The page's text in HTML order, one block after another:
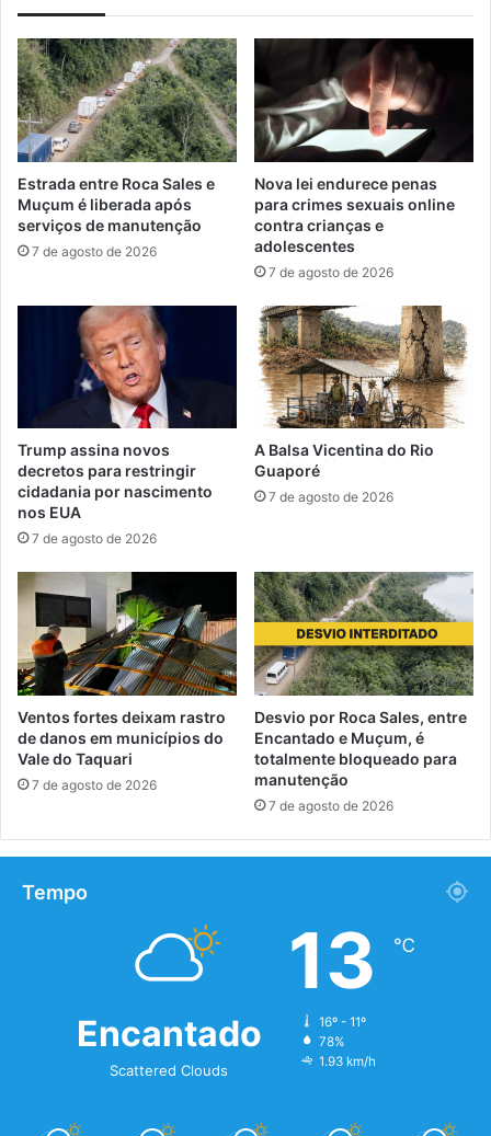
Estrada entre Roca Sales e
Muçum é liberada após
serviços de manutenção
7 de agosto de 2026
Nova lei endurece penas
para crimes sexuais online
contra crianças e
adolescentes
7 de agosto de 2026
Trump assina novos
decretos para restringir
cidadania por nascimento
nos EUA
7 de agosto de 2026
A Balsa Vicentina do Rio
Guaporé
7 de agosto de 2026
Ventos fortes deixam rastro
de danos em municípios do
Vale do Taquari
7 de agosto de 2026
Desvio por Roca Sales, entre
Encantado e Muçum, é
totalmente bloqueado para
manutenção
7 de agosto de 2026
Tempo
Encantado
Scattered Clouds
13 ℃
16º - 11º
78%
1.93 km/h